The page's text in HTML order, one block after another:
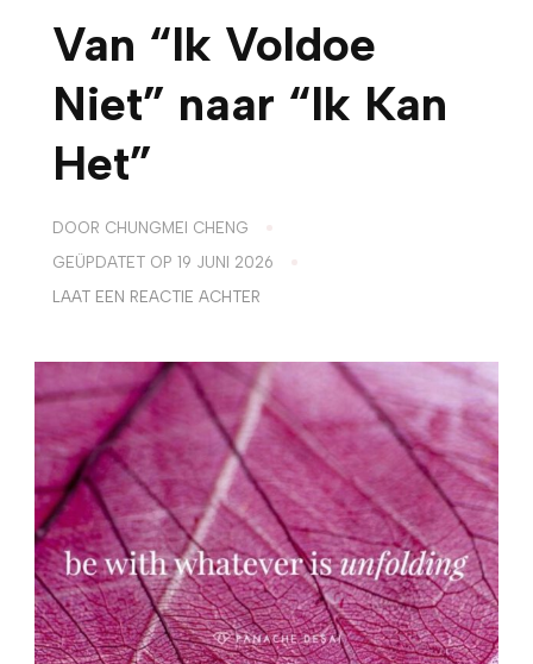
Van “Ik Voldoe
Niet” naar “Ik Kan
Het”
DOOR CHUNGMEI CHENG
GEÜPDATET OP 19 JUNI 2026
LAAT EEN REACTIE ACHTER
VOLDOE
NIET”
NAAR
KAN
HET”